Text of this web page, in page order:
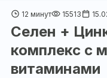
12 минут 15513
Селен +
комплекс с
витаминами